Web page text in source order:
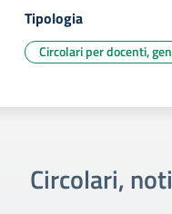
Tipologia
Circolari per docenti,
Circolari,